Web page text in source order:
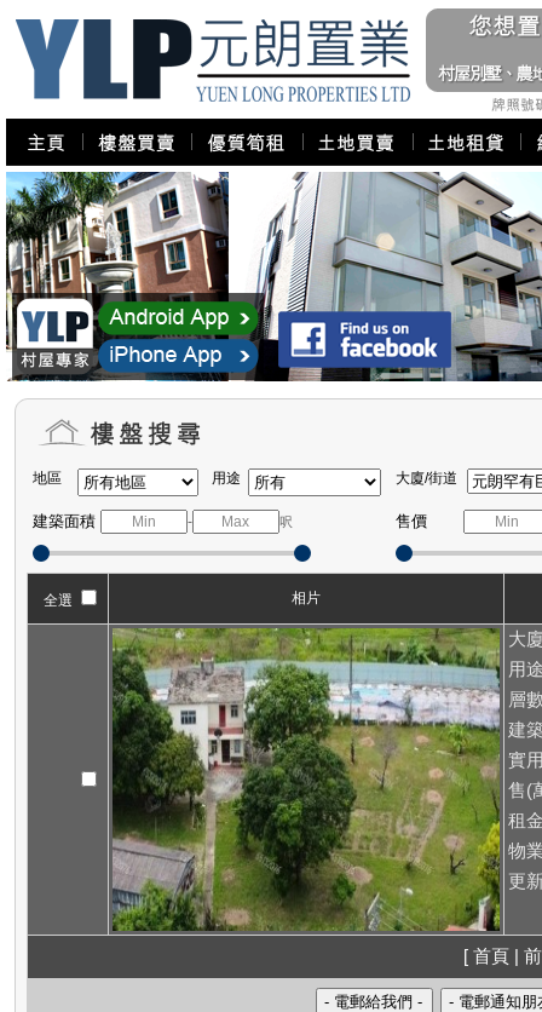
地區 用途 大廈/街道
建築面積 - 呎 售價
全選 相片
大
用
層
建
實
售(
租
物
更
[ 首頁 |